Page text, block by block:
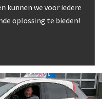
kunnen we voor iedere
oplossing te bieden!